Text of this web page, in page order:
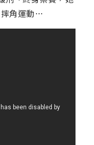
摔角運動…